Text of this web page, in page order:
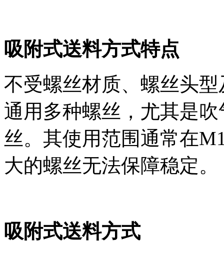
吸附式送料方式特点
不受螺丝材质、螺丝头
通用多种螺丝，尤其是
丝。其使用范围通常在
大的螺丝无法保障稳定。
吸附式送料方式